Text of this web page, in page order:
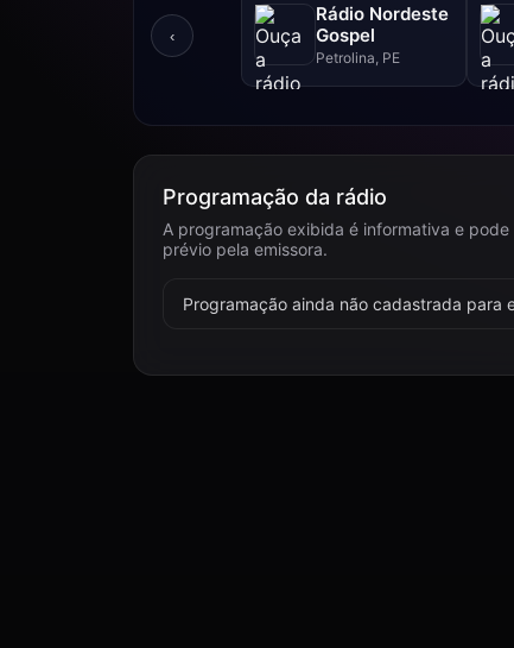
‹
Rádio Nordeste
Gospel
Petrolina, PE
Programação da rádio
A programação exibida é informativa e
prévio pela emissora.
Programação ainda não cadastrada para